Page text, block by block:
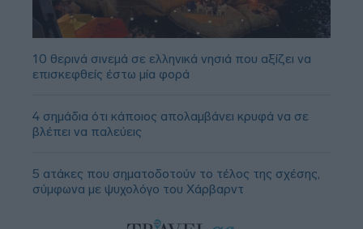
10 θερινά σινεμά σε ελληνικά νησιά που αξίζει να
επισκεφθείς έστω μία φορά
4 σημάδια ότι κάποιος απολαμβάνει κρυφά να σε
βλέπει να παλεύεις
5 ατάκες που σηματοδοτούν το τέλος της σχέσης,
σύμφωνα με ψυχολόγο του Χάρβαρντ